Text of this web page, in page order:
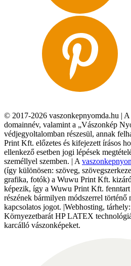
© 2017-2026 vaszonkepnyomda.hu | A
domainnév, valamint a „Vászonkép
védjegyoltalomban részesül, annak
Print Kft. előzetes és kifejezett írásos
ellenkező esetben jogi lépések
személlyel szemben. | A
(így különösen: szöveg,
grafika, fotók) a Wuwu Print Kft.
képezik, így a Wuwu Print Kft.
részének bármilyen módszerrel történő
kapcsolatos jogot. |Webhosting,
Környezetbarát HP LATEX
karcálló vászonképeket.